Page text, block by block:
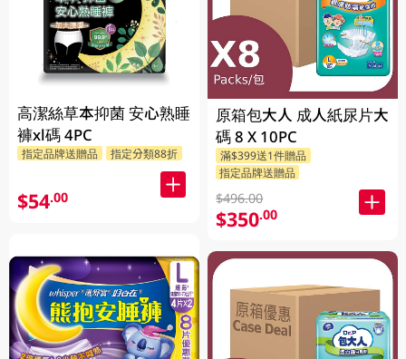
高潔絲草本抑菌 安心熟睡
褲xl碼 4PC
指定品牌送贈品 指定分類88折
$54.00
原箱包大人 成人紙尿片大
碼 8 X 10PC
滿$399送1件贈品
指定品牌送贈品
$496.00
$350.00